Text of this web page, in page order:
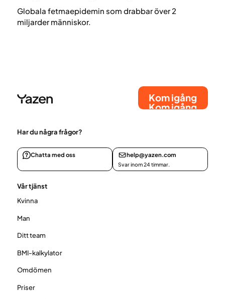
Globala fetmaepidemin som drabbar över 2
miljarder människor.
Kom igång
Kom igång
Har du några frågor?
Chatta med oss help@yazen.com
Svar inom 24 timmar.
Vår tjänst
Kvinna
Man
Ditt team
BMI-kalkylator
Omdömen
Priser